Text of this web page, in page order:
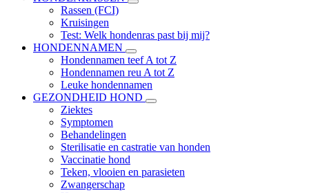
Rassen (FCI)
Kruisingen
Test: Welk hondenras past bij mij?
HONDENNAMEN
Hondennamen teef A tot Z
Hondennamen reu A tot Z
Leuke hondennamen
GEZONDHEID HOND
Ziektes
Symptomen
Behandelingen
Sterilisatie en castratie van honden
Vaccinatie hond
Teken, vlooien en parasieten
Zwangerschap